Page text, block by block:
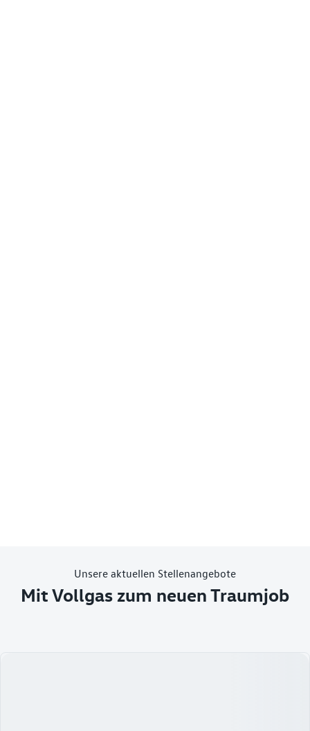
Unsere aktuellen Stellenangebote
Mit Vollgas zum neuen Traumjob